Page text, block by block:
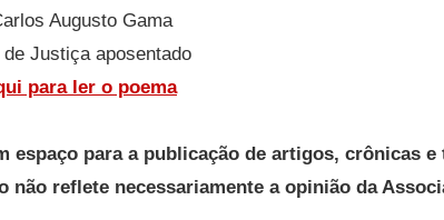
Augusto Gama
Justiça aposentado
para ler o poema
espaço para a publicação de artigos, crônicas
não reflete necessariamente a opinião da